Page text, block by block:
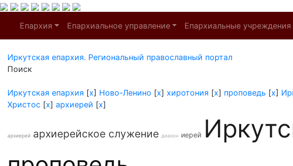
Епархия Епархиальное управление Епархиальные учреждения
Иркутская епархия. Региональный православный портал
Поиск
Иркутская епархия [x] Ново-Ленино [x] хиротония [x] проповедь [x]
Христос [x] архиерей [x]
архиерей архиерейское служение диакон иерей